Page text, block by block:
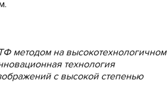
методом на высокотехнологичном
технология
с высокой степенью